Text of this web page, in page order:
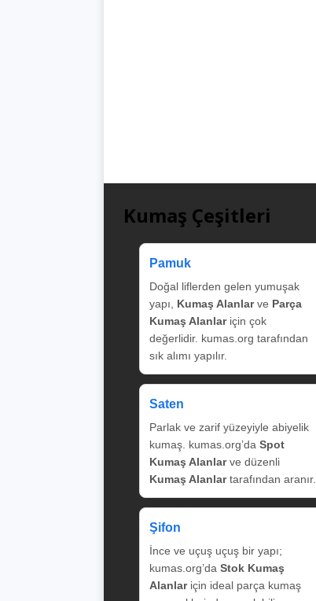
Kumaş Çeşitleri
Pamuk
Doğal liflerden gelen yumuşak
yapı, Kumaş Alanlarve Parça
Kumaş Alanlariçin çok
değerlidir. kumas.org tarafından
sık alımı yapılır.
Saten
Parlak ve zarif yüzeyiyle abiyelik
kumaş. kumas.org’da Spot
Kumaş Alanlarve düzenli
Kumaş Alanlartarafından aranır.
Şifon
İnce ve uçuş uçuş bir yapı;
kumas.org’da Stok Kumaş
Alanlariçin ideal parça kumaş